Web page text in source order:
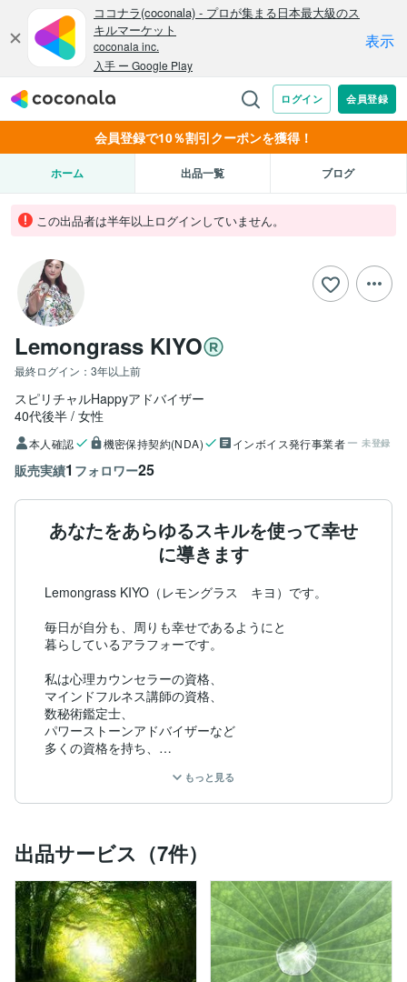
会員登録で10％割引クーポンを獲得！
ホーム 出品一覧 ブログ
この出品者は半年以上ログインしていません。
Lemongrass KIYO
最終ログイン： 3年以上前
スピリチャルHappyアドバイザー
40代後半 女性
本人確認 機密保持契約(NDA) インボイス発行事業者 未登録
販売実績1 フォロワー25
あなたをあらゆるスキルを使って幸せ
に導きます
Lemongrass KIYO（レモングラス　キヨ）です。
毎日が自分も、周りも幸せであるようにと
暮らしているアラフォーです。
私は心理カウンセラーの資格、
マインドフルネス講師の資格、
数秘術鑑定士、
パワーストーンアドバイザーなど
多くの資格を持ち、
アドバイスを提供しています。
していただきたいと、
心を寄り添わせて、
メッセージを届けたいと思っています。
たった一度の人生、
自分の為にも、
家族の為にも、
自分が幸せと思える日々を過ごしてください。
もっと見る
出品サービス（7件）